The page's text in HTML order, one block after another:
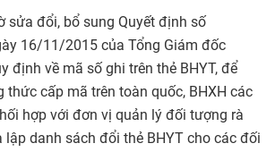
sửa đổi, bổ sung Quyết định số
16/11/2015 của Tổng Giám đốc
định về mã số ghi trên thẻ BHYT, để
thức cấp mã trên toàn quốc, BHXH các
hợp với đơn vị quản lý đối tượng rà
lập danh sách đổi thẻ BHYT cho các đối